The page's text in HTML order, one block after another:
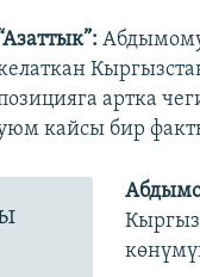
артка
кайсы бир